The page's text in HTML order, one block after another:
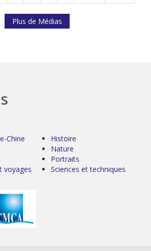
Plus de Médias
Chine
voyages
Histoire
Nature
Portraits
Sciences et techniques